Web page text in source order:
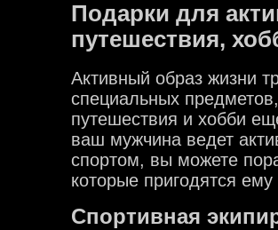
Подарки для
путешествия,
Активный образ жизни
специальных
путешествия и хобби
ваш мужчина ведет
спортом, вы можете
которые пригодятся
Спортивная